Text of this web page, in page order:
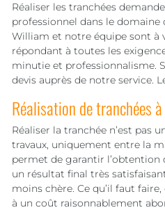
Réaliser les tranchées
professionnel dans le domaine
William et notre équipe sont à
répondant à toutes les
minutie et professionnalisme.
devis auprès de notre service.
Réalisation de tranchées
Réaliser la tranchée n’est pas
travaux, uniquement entre la
permet de garantir l’obtention
un résultat final très
moins chère. Ce qu’il faut
à un coût raisonnablement